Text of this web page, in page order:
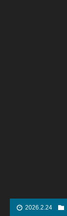
2026.2.24